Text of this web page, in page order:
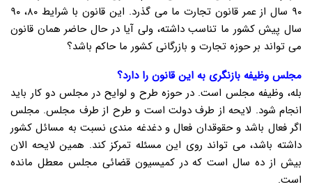
۹۰ سال از عمر قانون تجارت ما می گذرد. این قانون با شرایط ۸۰، ۹۰
سال پیش کشور ما تناسب داشته، ولی آیا در حال حاضر همان قانون
می تواند بر حوزه تجارت و بازرگانی کشور ما حاکم باشد؟
مجلس وظیفه بازنگری به این قانون را دارد؟
بله، وظیفه مجلس است. در حوزه طرح و لوایح در مجلس دو کار باید
انجام شود. لایحه از طرف دولت است و طرح از طرف مجلس. مجلس
اگر فعال باشد و حقوقدان فعال و دغدغه مندی نسبت به مسائل کشور
داشته باشد، می تواند روی این مسئله تمرکز کند. همین لایحه الان
بیش از ده سال است که در کمیسیون قضائی مجلس معطل مانده
است.